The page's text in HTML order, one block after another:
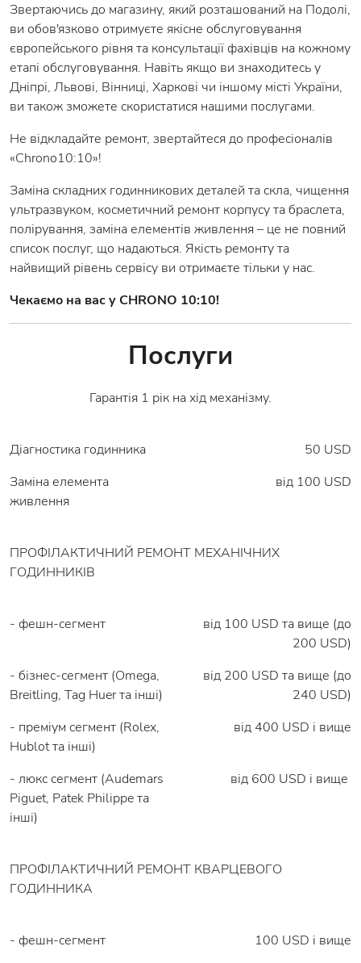
Звертаючись до магазину, який розташований на Подолі,
ви обов'язково отримуєте якісне обслуговування
європейського рівня та консультації фахівців на кожному
етапі обслуговування. Навіть якщо ви знаходитесь у
Дніпрі, Львові, Вінниці, Харкові чи іншому місті України,
ви також зможете скористатися нашими послугами.
Не відкладайте ремонт, звертайтеся до професіоналів
«Chrono10:10»!
Заміна складних годинникових деталей та скла, чищення
ультразвуком, косметичний ремонт корпусу та браслета,
полірування, заміна елементів живлення – це не повний
список послуг, що надаються. Якість ремонту та
найвищий рівень сервісу ви отримаєте тільки у нас.
Чекаємо на вас у CHRONO 10:10!
Послуги
Гарантія 1 рік на хід механізму.
Діагностика годинника
50 USD
Заміна елемента
живлення
вiд 100 USD
ПРОФІЛАКТИЧНИЙ РЕМОНТ МЕХАНІЧНИХ
ГОДИННИКІВ
- фешн-сегмент
від 100 USD та вище (до
200 USD)
- бізнес-сегмент (Omega,
Breitling, Tag Huer та інші)
від 200 USD та вище (до
240 USD)
- преміум сегмент (Rolex,
Hublot та інші)
від 400 USD і вище
- люкс сегмент (Audemars
Piguet, Patek Philippe та
інші)
від 600 USD і вище
ПРОФІЛАКТИЧНИЙ РЕМОНТ КВАРЦЕВОГО
ГОДИННИКА
- фешн-сегмент
100 USD і вище